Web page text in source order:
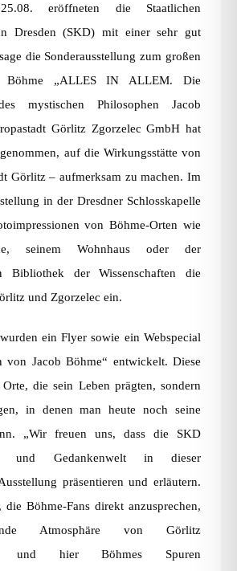
eröffneten die Staatlichen
Dresden (SKD) mit einer sehr gut
die Sonderausstellung zum großen
Böhme „ALLES IN ALLEM. Die
mystischen Philosophen Jacob
Görlitz Zgorzelec GmbH hat
auf die Wirkungsstätte von
Görlitz – aufmerksam zu machen. Im
in der Dresdner Schlosskapelle
von Böhme-Orten wie
seinem Wohnhaus oder der
Bibliothek der Wissenschaften die
und Zgorzelec ein.
ein Flyer sowie ein Webspecial
von Jacob Böhme“ entwickelt. Diese
die sein Leben prägten, sondern
in denen man heute noch seine
„Wir freuen uns, dass die SKD
und Gedankenwelt in dieser
präsentieren und erläutern.
Böhme-Fans direkt anzusprechen,
Atmosphäre von Görlitz
und hier Böhmes Spuren